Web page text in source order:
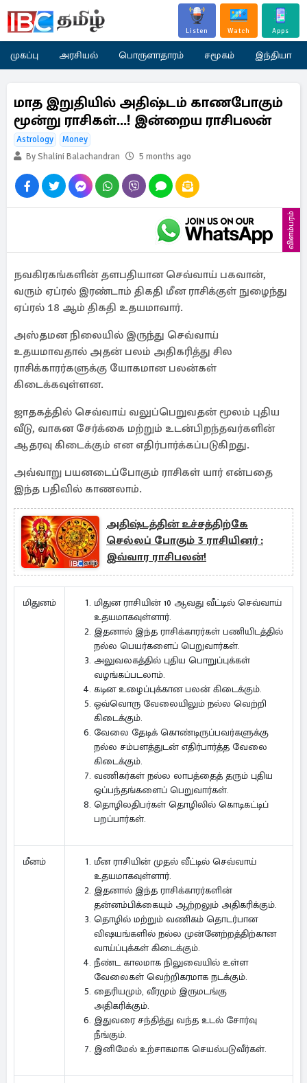
Listen Watch Apps
முகப்பு அரசியல் பொருளாதாரம் சமூகம் இந்தியா
மாத இறுதியில் அதிஷ்டம் காணபோகும்
மூன்று ராசிகள்...! இன்றைய ராசிபலன்
Astrology
Money
By Shalini Balachandran
5 months ago
விளம்பரம்
நவகிரகங்களின் தளபதியான செவ்வாய் பகவான்,
வரும் ஏப்ரல் இரண்டாம் திகதி மீன ராசிக்குள் நுழைந்து
ஏப்ரல் 18 ஆம் திகதி உதயமாவார்.
அஸ்தமன நிலையில் இருந்து செவ்வாய்
உதயமாவதால் அதன் பலம் அதிகரித்து சில
ராசிக்காரர்களுக்கு யோகமான பலன்கள்
கிடைக்கவுள்ளன.
ஜாதகத்தில் செவ்வாய் வலுப்பெறுவதன் மூலம் புதிய
வீடு, வாகன சேர்க்கை மற்றும் உடன்பிறந்தவர்களின்
ஆதரவு கிடைக்கும் என எதிர்பார்க்கப்படுகிறது.
அவ்வாறு பயனடைப்போகும் ராசிகள் யார் என்பதை
இந்த பதிவில் காணலாம்.
அதிஷ்டத்தின் உச்சத்திற்கே
செல்லப் போகும் 3 ராசியினர் :
இவ்வார ராசிபலன்!
மிதுனம்
மிதுன ராசியின் 10 ஆவது வீட்டில் செவ்வாய்
உதயமாகவுள்ளார்.
இதனால் இந்த ராசிக்காரர்கள் பணியிடத்தில்
நல்ல பெயர்களைப் பெறுவார்கள்.
அலுவலகத்தில் புதிய பொறுப்புக்கள்
வழங்கப்படலாம்.
கடின உழைப்புக்கான பலன் கிடைக்கும்.
ஒவ்வொரு வேலையிலும் நல்ல வெற்றி
கிடைக்கும்.
வேலை தேடிக் கொண்டிருப்பவர்களுக்கு
நல்ல சம்பளத்துடன் எதிர்பார்த்த வேலை
கிடைக்கும்.
வணிகர்கள் நல்ல லாபத்தைத் தரும் புதிய
ஒப்பந்தங்களைப் பெறுவார்கள்.
தொழிலதிபர்கள் தொழிலில் கொடிகட்டிப்
பறப்பார்கள்.
மீனம்
மீன ராசியின் முதல் வீட்டில் செவ்வாய்
உதயமாகவுள்ளார்.
இதனால் இந்த ராசிக்காரர்களின்
தன்னம்பிக்கையும் ஆற்றலும் அதிகரிக்கும்.
தொழில் மற்றும் வணிகம் தொடர்பான
விஷயங்களில் நல்ல முன்னேற்றத்திற்கான
வாய்ப்புக்கள் கிடைக்கும்.
நீண்ட காலமாக நிலுவையில் உள்ள
வேலைகள் வெற்றிகரமாக நடக்கும்.
தைரியமும், வீரமும் இருமடங்கு
அதிகரிக்கும்.
இதுவரை சந்தித்து வந்த உடல் சோர்வு
நீங்கும்.
இனிமேல் உற்சாகமாக செயல்படுவீர்கள்.